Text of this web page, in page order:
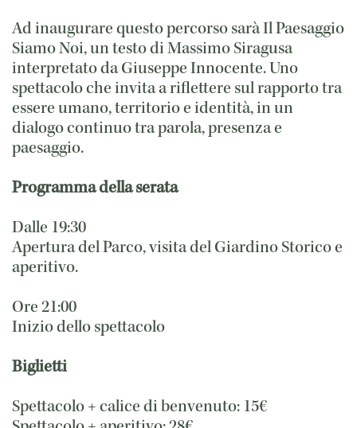
Ad inaugurare questo percorso sarà Il Paesaggio
Siamo Noi, un testo di Massimo Siragusa
interpretato da Giuseppe Innocente. Uno
spettacolo che invita a riflettere sul rapporto tra
essere umano, territorio e identità, in un
dialogo continuo tra parola, presenza e
paesaggio.
Programma della serata
Dalle 19:30
Apertura del Parco, visita del Giardino Storico e
aperitivo.
Ore 21:00
Inizio dello spettacolo
Biglietti
Spettacolo + calice di benvenuto: 15€